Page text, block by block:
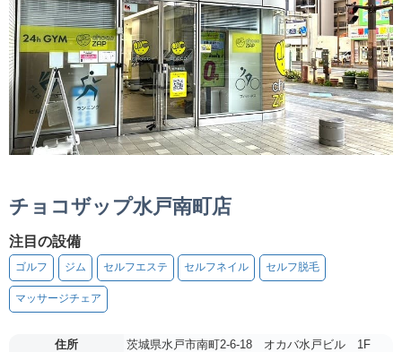
チョコザップ水戸南町店
注目の設備
ゴルフ ジム セルフエステ セルフネイル セルフ脱毛
マッサージチェア
住所 茨城県水戸市南町2-6-18 オカバ水戸ビル 1F